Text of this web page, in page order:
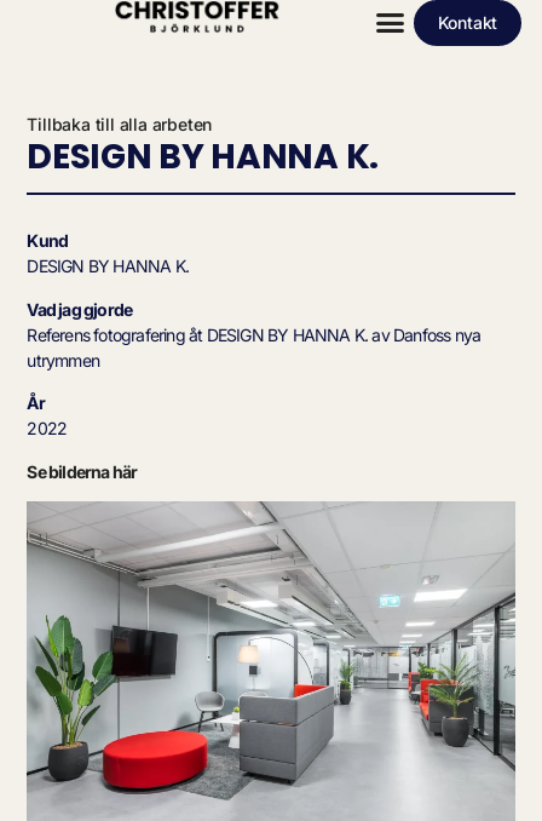
Kontakt
Tillbaka till alla arbeten
DESIGN BY HANNA K.
Kund
DESIGN BY HANNA K.
Vad jag gjorde
Referens fotografering åt DESIGN BY HANNA K. av Danfoss nya
utrymmen
År
2022
Se bilderna här